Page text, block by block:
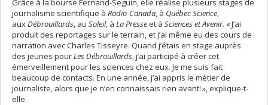
journalisme scientifique à Radio-Canada , à Québec Science
auxDébrouillards , au Soleil, à La Presseet à Sciences et Avenir. « J’ai
produit des reportages sur le terrain, et j’ai même eu des cours de
narration avec Charles Tisseyre. Quand j’étais en stage auprès
des jeunes pourLes Débrouillards , j’ai participé à créer cet
émerveillement pour les sciences chez eux. Je me suis fait
beaucoup de contacts. En une année, j’ai appris le métier de
journaliste, alors que je n’en connaissais rien avant! », explique-t-
elle.